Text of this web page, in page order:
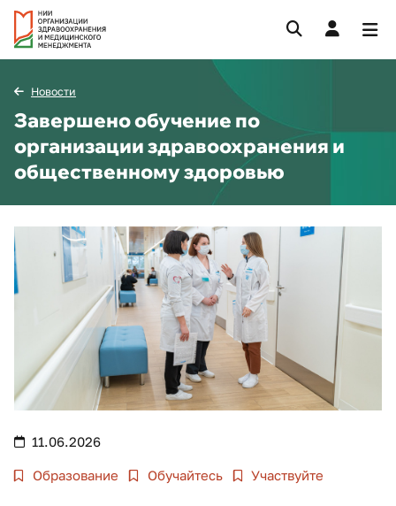
Новости
Завершено обучение по
организации здравоохранения и
общественному здоровью
11.06.2026
Образование Обучайтесь Участвуйте